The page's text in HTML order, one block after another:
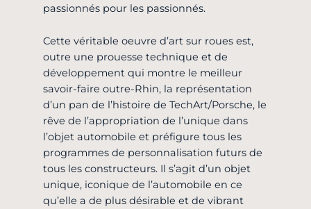
passionnés pour les passionnés.
Cette véritable oeuvre d’art sur roues est,
outre une prouesse technique et de
développement qui montre le meilleur
savoir-faire outre-Rhin, la représentation
d’un pan de l’histoire de TechArt/Porsche, le
rêve de l’appropriation de l’unique dans
l’objet automobile et préfigure tous les
programmes de personnalisation futurs de
tous les constructeurs. Il s’agit d’un objet
unique, iconique de l’automobile en ce
qu’elle a de plus désirable et de vibrant